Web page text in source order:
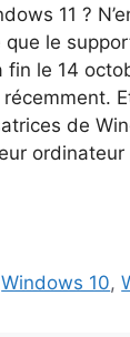
11 ?
que le
fin le 14
de
Windows 10,